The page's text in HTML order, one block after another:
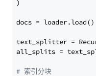
)
docs = loader.load()
text_splitter =
all_splits =
# 索引分块